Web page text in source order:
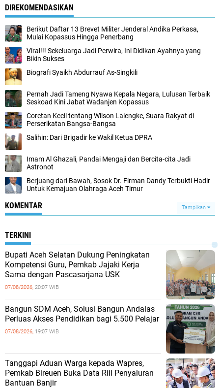
DIREKOMENDASIKAN
Berikut Daftar 13 Brevet Militer Jenderal Andika Perkasa,
Mulai Kopassus Hingga Penerbang
Viral!!! Sekeluarga Jadi Perwira, Ini Didikan Ayahnya yang
Bikin Sukses
Biografi Syaikh Abdurrauf As-Singkili
Pernah Jadi Tameng Nyawa Kepala Negara, Lulusan Terbaik
Seskoad Kini Jabat Wadanjen Kopassus
Coretan Kecil tentang Wilson Lalengke, Suara Rakyat di
Perserikatan Bangsa-Bangsa
Salihin: Dari Brigadir ke Wakil Ketua DPRA
Imam Al Ghazali, Pandai Mengaji dan Bercita-cita Jadi
Astronot
Berjuang dari Bawah, Sosok Dr. Firman Dandy Terbukti Hadir
Untuk Kemajuan Olahraga Aceh Timur
KOMENTAR Tampilkan
TERKINI
Bupati Aceh Selatan Dukung Peningkatan
Kompetensi Guru, Pemkab Jajaki Kerja
Sama dengan Pascasarjana USK
07/08/2026, 20:07 WIB
‎Bangun SDM Aceh, Solusi Bangun Andalas
Perluas Akses Pendidikan bagi 5.500 Pelajar ‎
07/08/2026, 19:07 WIB
Tanggapi Aduan Warga kepada Wapres,
Pemkab Bireuen Buka Data Riil Penyaluran
Bantuan Banjir